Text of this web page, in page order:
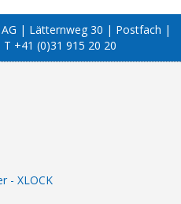
AG | Lätternweg 30 | Postfach |
+41 (0)31 915 20 20
- XLOCK